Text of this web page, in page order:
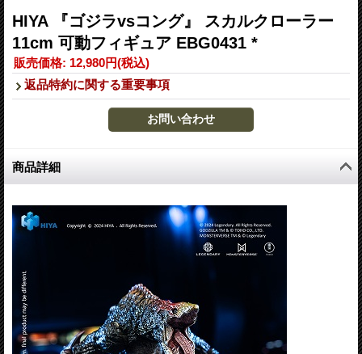
HIYA 『ゴジラvsコング』 スカルクローラー
11cm 可動フィギュア EBG0431 *
販売価格: 12,980円(税込)
返品特約に関する重要事項
商品詳細